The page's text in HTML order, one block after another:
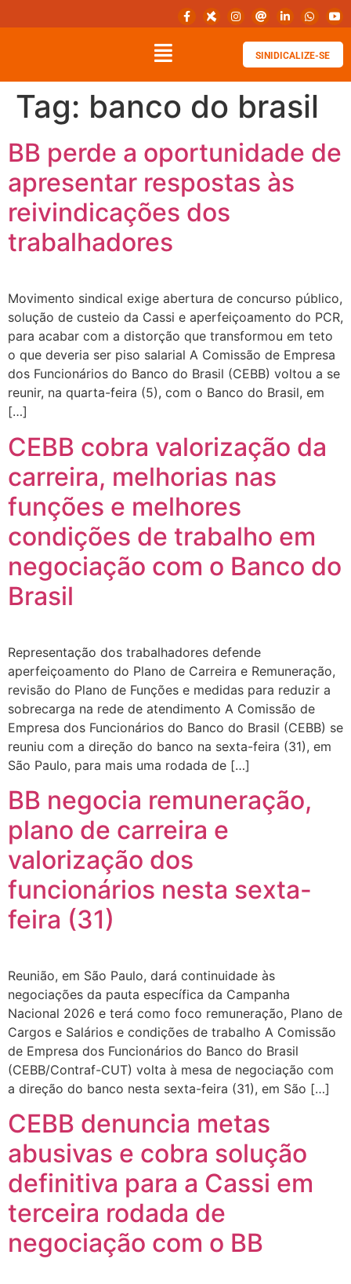
SINIDICALIZE-SE
Tag: banco do brasil
BB perde a oportunidade de
apresentar respostas às
reivindicações dos
trabalhadores
Movimento sindical exige abertura de concurso público,
solução de custeio da Cassi e aperfeiçoamento do PCR,
para acabar com a distorção que transformou em teto
o que deveria ser piso salarial A Comissão de Empresa
dos Funcionários do Banco do Brasil (CEBB) voltou a se
reunir, na quarta-feira (5), com o Banco do Brasil, em
[…]
CEBB cobra valorização da
carreira, melhorias nas
funções e melhores
condições de trabalho em
negociação com o Banco do
Brasil
Representação dos trabalhadores defende
aperfeiçoamento do Plano de Carreira e Remuneração,
revisão do Plano de Funções e medidas para reduzir a
sobrecarga na rede de atendimento A Comissão de
Empresa dos Funcionários do Banco do Brasil (CEBB) se
reuniu com a direção do banco na sexta-feira (31), em
São Paulo, para mais uma rodada de […]
BB negocia remuneração,
plano de carreira e
valorização dos
funcionários nesta sexta-
feira (31)
Reunião, em São Paulo, dará continuidade às
negociações da pauta específica da Campanha
Nacional 2026 e terá como foco remuneração, Plano de
Cargos e Salários e condições de trabalho A Comissão
de Empresa dos Funcionários do Banco do Brasil
(CEBB/Contraf-CUT) volta à mesa de negociação com
a direção do banco nesta sexta-feira (31), em São […]
CEBB denuncia metas
abusivas e cobra solução
definitiva para a Cassi em
terceira rodada de
negociação com o BB